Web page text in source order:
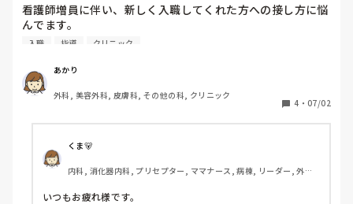
看護師増員に伴い、新しく入職してくれた方への接し方に悩
んでます。
仕事ができる・できない以前に人として、社会人としてこれ
それらが職場内に支障をきたすのは避けたいですが、対応の
仕方がわかりません。
①業務を教えてもらう際の相槌が「うん、うん」「あー、そ
っかー、うん」という様子
②先輩の説明を聞きながら、クロックス脱いだり履いたり、
足元に緊張感がない
③教えてもらったり、ほかスタッフが手伝った事に対して
「ありがとうございます」など感謝の言葉がない
入職 指導 クリニック
あかり
外科, 美容外科, 皮膚科, その他の科, クリニック
4 ・ 07/02
くま🐻
内科, 消化器内科, プリセプター, ママナース, 病棟, リーダー, 外来,
いつもお疲れ様です。